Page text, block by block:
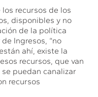
recursos de los
disponibles y no
de la política
Ingresos, “no
ahí, existe la
recursos, que van
puedan canalizar
recursos